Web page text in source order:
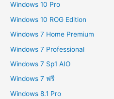
Windows 10 Pro
Windows 10 ROG Edition
Windows 7 Home Premium
Windows 7 Professional
Windows 7 Sp1 AIO
Windows 7 ฟรี
Windows 8.1 Pro